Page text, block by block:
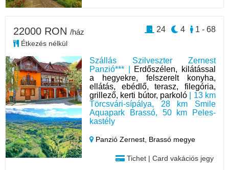
Szállás Szilveszter Zernest
Panzió*** | Erdőszélen, kilátással
a hegyekre, felszerelt konyha,
ellátás, ebédlő, terasz, filegória,
grillező, kerti bútor, parkoló | 13 km
Törcsvári-sípálya, 28 km Smile
Aquapark Brassó, 50 km Peles-
kastély
Panzió Zernest, Brassó megye
Tichet | Card vakációs jegy
22000 RON /ház
Étkezés nélkül
1 - 68
4
24